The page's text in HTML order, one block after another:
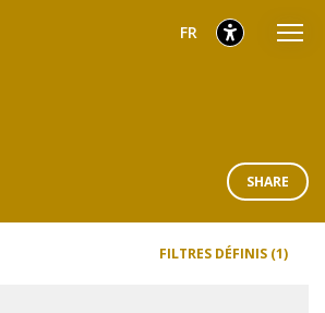
sélectionnés
Français
FR
SHARE
FILTRES DÉFINIS (1)